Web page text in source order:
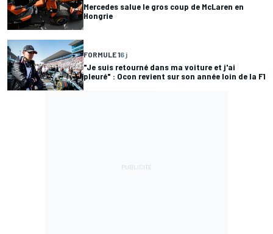
Mercedes salue le gros coup de McLaren en
Hongrie
FORMULE 16 j
"Je suis retourné dans ma voiture et j'ai
pleuré" : Ocon revient sur son année loin de la F1